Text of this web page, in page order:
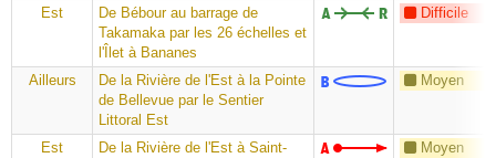
Est
De Bébour au barrage de
Takamaka par les 26 échelles et
l'Îlet à Bananes
Difficile
Ailleurs
De la Rivière de l'Est à la Pointe
de Bellevue par le Sentier
Littoral Est
Moyen
Est
De la Rivière de l'Est à Saint-
Moyen